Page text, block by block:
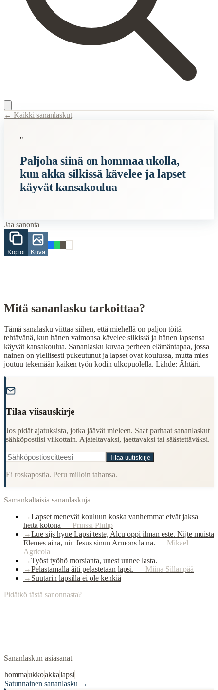
Description:Tämä sanalasku viittaa siihen, että miehellä on paljon
Related Topics
lapsi
When to Use This Content
Cultural Context
Language:Finnish (suomi)
Origin:Finland
Period:Traditional folk wisdom
← Kaikki sananlaskut
"
Paljoha siinä on hommaa ukolla,
kun akka silkissä kävelee ja lapset
käyvät kansakoulua
Jaa sanonta
Kopioi Kuva
Mitä sananlasku tarkoittaa?
Tämä sanalasku viittaa siihen, että miehellä on paljon töitä
tehtävänä, kun hänen vaimonsa kävelee silkissä ja hänen lapsensa
käyvät kansakoulua. Sananlasku kuvaa perheen elämäntapaa, jossa
nainen on ylellisesti pukeutunut ja lapset ovat koulussa, mutta mies
joutuu tekemään kaiken työn kodin ulkopuolella. Lähde: Ähtäri.
Tilaa viisauskirje
Jos pidät ajatuksista, jotka jäävät mieleen. Saat parhaat sananlaskut
sähköpostiisi viikottain. Ajateltavaksi, jaettavaksi tai säästettäväksi.
Tilaa uutiskirje
Ei roskapostia. Peru milloin tahansa.
Samankaltaisia sananlaskuja
→Lapset menevät kouluun koska vanhemmat eivät jaksa
heitä kotona — Prinssi Philip
→Lue sijs hyue Lapsi teste, Alcu oppi ilman este. Nijte muista
Elemes aina, nin Jesus sinun Armons laina. — Mikael
Agricola
→Työst työhö morsianta, unest unnee lasta.
→Pelastamalla äiti pelastetaan lapsi. — Miina Sillanpää
→ Suutarin lapsilla ei ole kenkiä
Pidätkö tästä sanonnasta?
Sananlaskun asiasanat
hommaukkoakkalapsi
Satunnainen sananlasku →